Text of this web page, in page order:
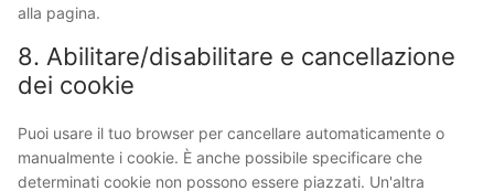
alla pagina.
8. Abilitare/disabilitare e cancellazione
dei cookie
Puoi usare il tuo browser per cancellare automaticamente o
manualmente i cookie. È anche possibile specificare che
determinati cookie non possono essere piazzati. Un'altra